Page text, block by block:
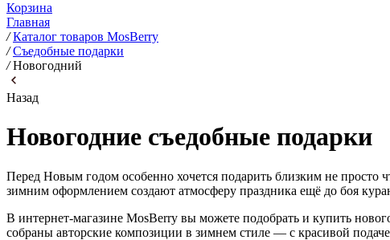
Корзина
Главная
/ Каталог товаров MosBerry
/ Съедобные подарки
/ Новогодний
Назад
Новогодние съедобные подарки
Перед Новым годом особенно хочется подарить близким не просто
зимним оформлением создают атмосферу праздника ещё до боя
В интернет-магазине MosBerry вы можете подобрать и купить
собраны авторские композиции в зимнем стиле — с красивой